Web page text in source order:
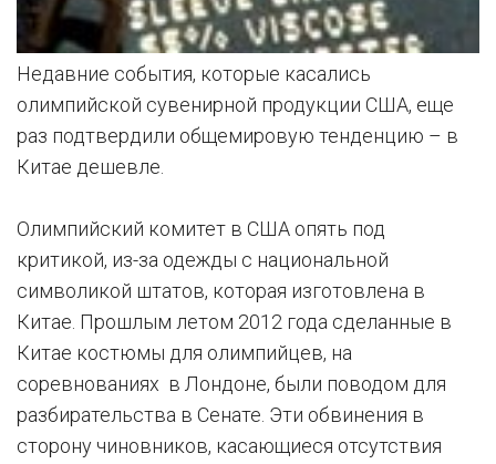
Недавние события, которые касались
олимпийской сувенирной продукции США, еще
раз подтвердили общемировую тенденцию – в
Китае дешевле.
Олимпийский комитет в США опять под
критикой, из-за одежды с национальной
символикой штатов, которая изготовлена в
Китае. Прошлым летом 2012 года сделанные в
Китае костюмы для олимпийцев, на
соревнованиях в Лондоне, были поводом для
разбирательства в Сенате. Эти обвинения в
сторону чиновников, касающиеся отсутствия